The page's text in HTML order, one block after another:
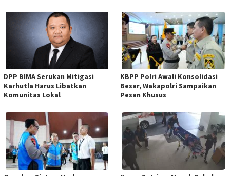
DPP BIMA Serukan Mitigasi
Karhutla Harus Libatkan
Komunitas Lokal
KBPP Polri Awali Konsolidasi
Besar, Wakapolri Sampaikan
Pesan Khusus